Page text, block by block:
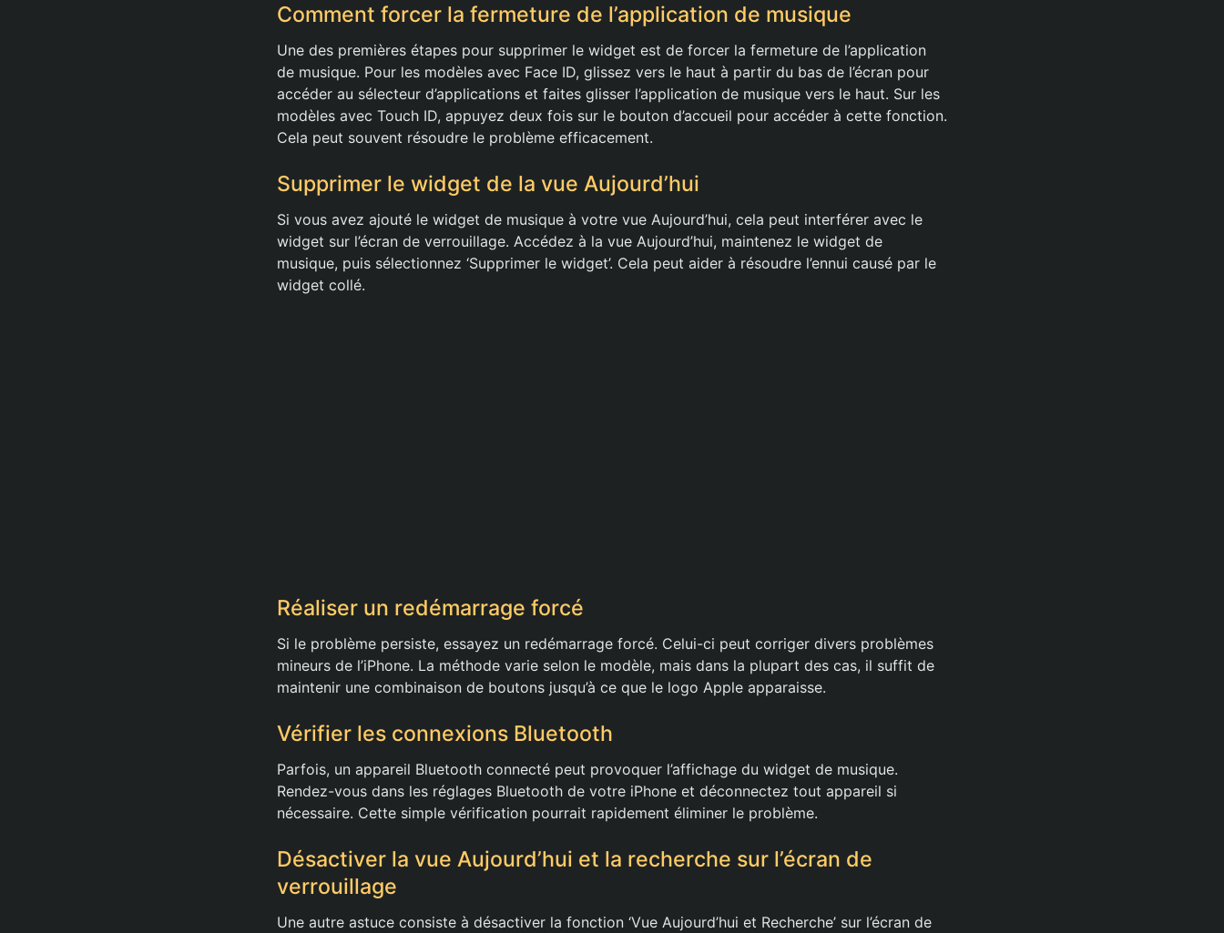
Comment forcer la fermeture de l’application de musique
Une des premières étapes pour supprimer le widget est de forcer la fermeture de l’application
de musique. Pour les modèles avec Face ID, glissez vers le haut à partir du bas de l’écran pour
accéder au sélecteur d’applications et faites glisser l’application de musique vers le haut. Sur les
modèles avec Touch ID, appuyez deux fois sur le bouton d’accueil pour accéder à cette fonction.
Cela peut souvent résoudre le problème efficacement.
Supprimer le widget de la vue Aujourd’hui
Si vous avez ajouté le widget de musique à votre vue Aujourd’hui, cela peut interférer avec le
widget sur l’écran de verrouillage. Accédez à la vue Aujourd’hui, maintenez le widget de
musique, puis sélectionnez ‘Supprimer le widget’. Cela peut aider à résoudre l’ennui causé par le
widget collé.
Réaliser un redémarrage forcé
Si le problème persiste, essayez un redémarrage forcé. Celui-ci peut corriger divers problèmes
mineurs de l’iPhone. La méthode varie selon le modèle, mais dans la plupart des cas, il suffit de
maintenir une combinaison de boutons jusqu’à ce que le logo Apple apparaisse.
Vérifier les connexions Bluetooth
Parfois, un appareil Bluetooth connecté peut provoquer l’affichage du widget de musique.
Rendez-vous dans les réglages Bluetooth de votre iPhone et déconnectez tout appareil si
nécessaire. Cette simple vérification pourrait rapidement éliminer le problème.
Désactiver la vue Aujourd’hui et la recherche sur l’écran de
verrouillage
Une autre astuce consiste à désactiver la fonction ‘Vue Aujourd’hui et Recherche’ sur l’écran de